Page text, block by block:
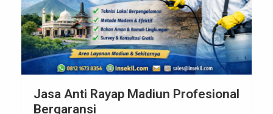
Jasa Anti Rayap Madiun Profesional
Bergaransi